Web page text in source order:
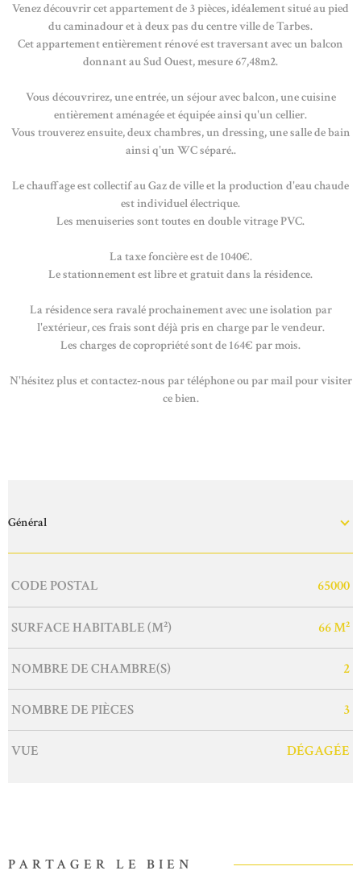
Venez découvrir cet appartement de 3 pièces, idéalement situé au pied
du caminadour et à deux pas du centre ville de Tarbes.
Cet appartement entièrement rénové est traversant avec un balcon
donnant au Sud Ouest, mesure 67,48m2.
Vous découvrirez, une entrée, un séjour avec balcon, une cuisine
entièrement aménagée et équipée ainsi qu'un cellier.
Vous trouverez ensuite, deux chambres, un dressing, une salle de bain
ainsi q'un WC séparé..
Le chauffage est collectif au Gaz de ville et la production d'eau chaude
est individuel électrique.
Les menuiseries sont toutes en double vitrage PVC.
La taxe foncière est de 1040€.
Le stationnement est libre et gratuit dans la résidence.
La résidence sera ravalé prochainement avec une isolation par
l'extérieur, ces frais sont déjà pris en charge par le vendeur.
Les charges de copropriété sont de 164€ par mois.
N'hésitez plus et contactez-nous par téléphone ou par mail pour visiter
ce bien.
Général
Caractérisque Valeurs
CODE POSTAL 65000
SURFACE HABITABLE (M²) 66 M²
NOMBRE DE CHAMBRE(S) 2
NOMBRE DE PIÈCES 3
VUE DÉGAGÉE
PARTAGER LE BIEN